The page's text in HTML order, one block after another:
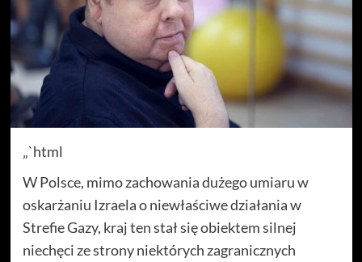
„`html
W Polsce, mimo zachowania dużego umiaru w
oskarżaniu Izraela o niewłaściwe działania w
Strefie Gazy, kraj ten stał się obiektem silnej
niechęci ze strony niektórych zagranicznych